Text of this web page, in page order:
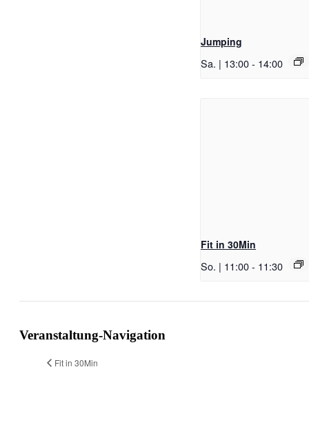
Jumping
Sa. | 13:00- 14:00
Fit in 30Min
So. | 11:00- 11:30
Veranstaltung-Navigation
Fit in 30Min